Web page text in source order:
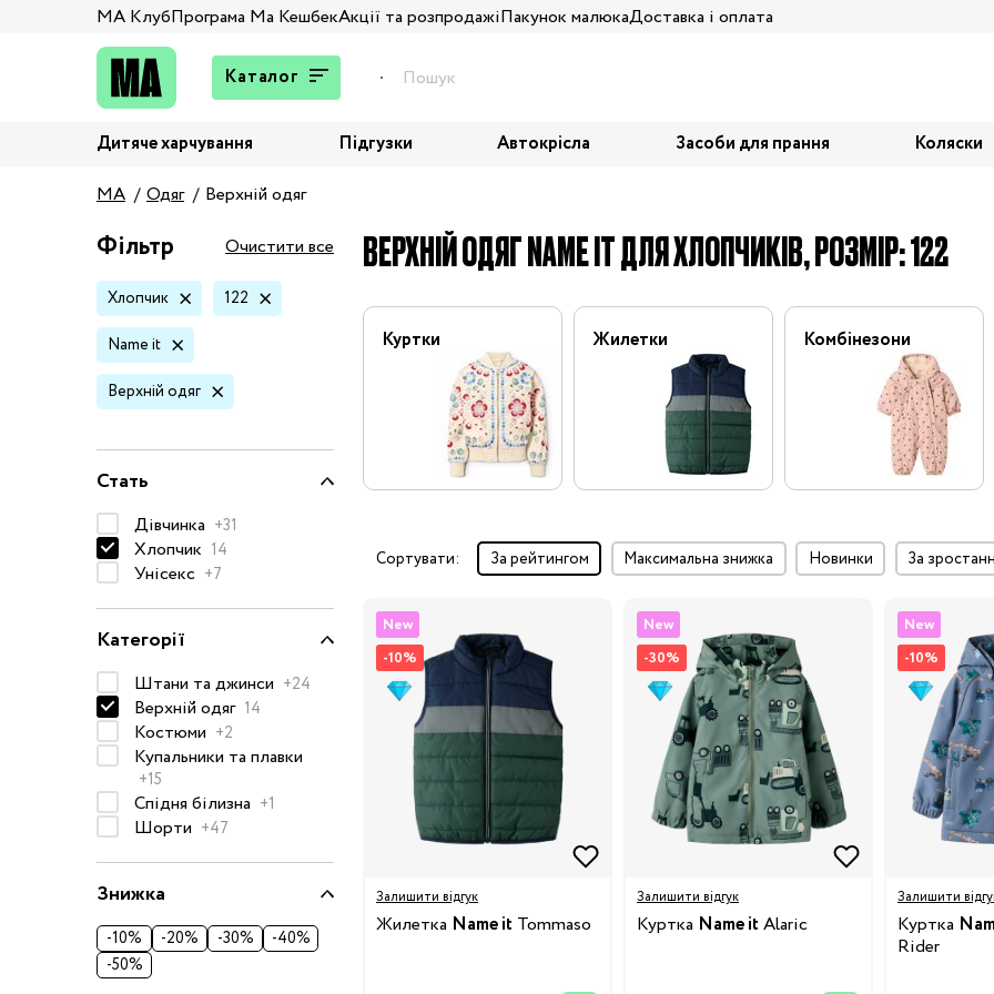
МА КлубПрограма Ма КешбекАкції та розпродажіПакунок малюкаДоставка і оплата
Каталог
Одяг
Штани та джинси
Верхній одяг
Жакети та піджаки
Кардигани та світшоти
Колготи та шкарпетки
Комбінезони,
комплекти, боді
Спідня білизна
Окуляри сонцезахисні
Сукні та спідниці
Рушники та накидки
сорочки
Футболки та майки
Аксесуари
Дитяче харчування Підгузки Автокрісла Засоби для прання Коляски
MA
Одяг Верхній одяг
Фільтр Очистити все
Хлопчик 122
Name it
Верхній одяг
Стать
Дівчинка +31
Хлопчик 14
Унісекс +7
Категорії
Штани та джинси +24
Верхній одяг 14
Костюми +2
Купальники та плавки
+15
Спідня білизна +1
Шорти +47
Знижка
-10% -20% -30%
-40%
-50%
ВЕРХНІЙ ОДЯГ NAME IT ДЛЯ ХЛОПЧИКІВ, РОЗМІР: 122
Куртки Жилетки Комбінезони
Сортувати: за рейтингом максимальна знижка Новинки за
New
-10%
Залишити відгук
Жилетка Name it Tommaso
New
-30%
Залишити відгук
Куртка Name it Alaric
New
-10%
Залишити
Куртка
Rider